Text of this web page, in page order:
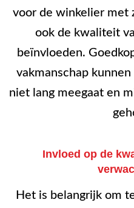
voor de winkelier met
ook de kwaliteit
beïnvloeden.
vakmanschap
niet lang meegaat en
Invloed op de
Het is belangrijk om